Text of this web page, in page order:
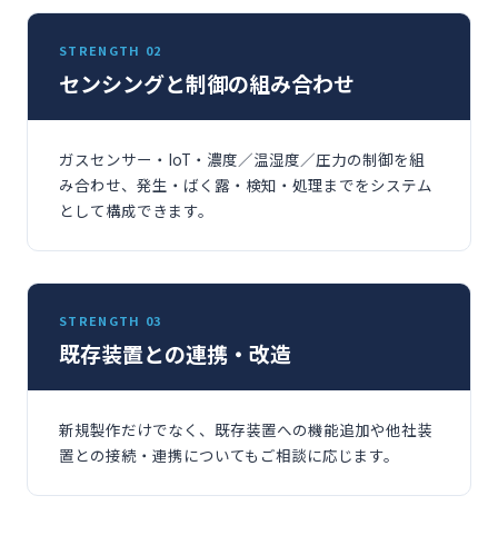
STRENGTH 02
センシングと制御の組み合わせ
ガスセンサー・IoT・濃度／温湿度／圧力の制御を組
み合わせ、発生・ばく露・検知・処理までをシステム
として構成できます。
STRENGTH 03
既存装置との連携・改造
新規製作だけでなく、既存装置への機能追加や他社装
置との接続・連携についてもご相談に応じます。